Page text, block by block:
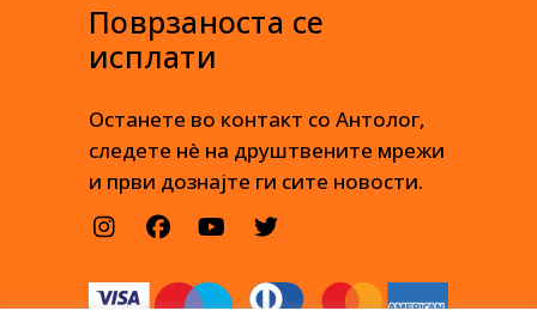
Поврзаноста се
исплати
Останете во контакт со Антолог,
следете нè на друштвените мрежи
и први дознајте ги сите новости.